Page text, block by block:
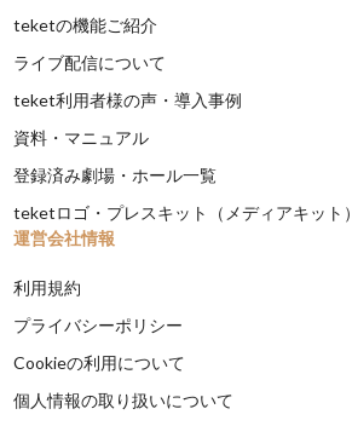
teketの機能ご紹介
ライブ配信について
teket利用者様の声・導入事例
資料・マニュアル
登録済み劇場・ホール一覧
teketロゴ・プレスキット（メディアキット）
運営会社情報
利用規約
プライバシーポリシー
Cookieの利用について
個人情報の取り扱いについて